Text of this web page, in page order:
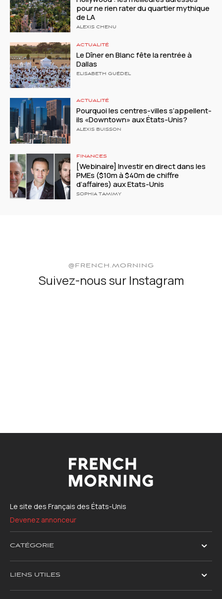
pour ne rien rater du quartier mythique
de LA
ALEXIS CHENU
ACTUALITÉ
Le Dîner en Blanc fête la rentrée à
Dallas
ELISABETH GUÉDEL
ACTUALITÉ
Pourquoi les centres-villes s’appellent-
ils «Downtown» aux États-Unis?
ALEXIS BUISSON
FINANCES
[Webinaire] Investir en direct dans les
PMEs ($10m à $40m de chiffre
d’affaires) aux Etats-Unis
SOPHIA TAMIMY
@FRENCH.MORNING
Suivez-nous sur Instagram
Le site des Français des États-Unis
Devenez annonceur
CATÉGORIE
LIENS UTILES